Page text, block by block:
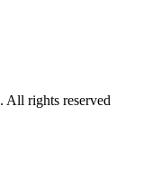
. All rights reserved